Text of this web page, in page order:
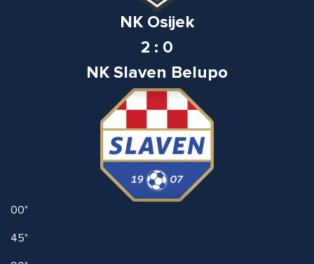
NK Osijek
2 : 0
NK Slaven Belupo
00"
45"